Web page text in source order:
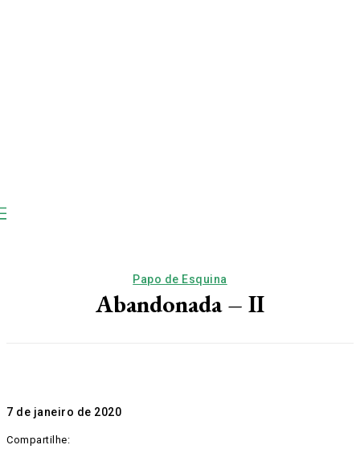
Papo de Esquina
Abandonada – II
7 de janeiro de 2020
Compartilhe: